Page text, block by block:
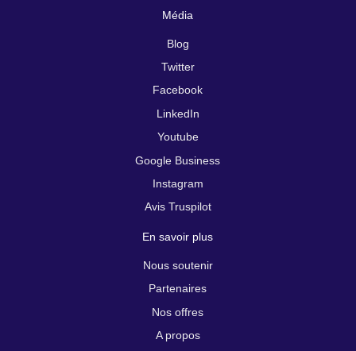
Média
Blog
Twitter
Facebook
LinkedIn
Youtube
Google Business
Instagram
Avis Truspilot
En savoir plus
Nous soutenir
Partenaires
Nos offres
A propos